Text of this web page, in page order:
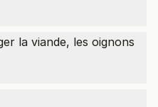
la viande, les oignons